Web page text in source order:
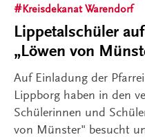
Kreisdekanat Warendorf
Lippetalschüler
„Löwen von
Auf Einladung der
Lippborg haben in den
Schülerinnen und
von Münster" besucht